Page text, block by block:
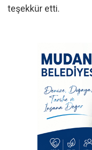
teşekkür etti.